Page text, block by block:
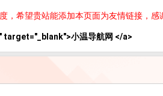
，希望贵站能添加本页面为友情链接，感
小温导航网 </a>